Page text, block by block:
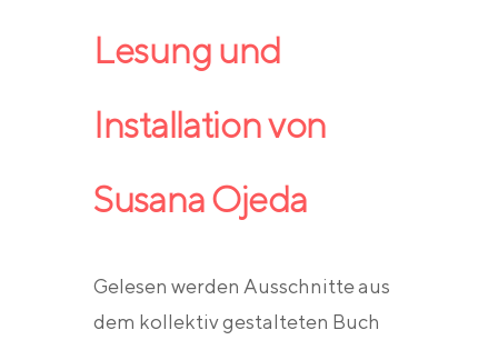
Lesung und
Installation von
Susana Ojeda
Gelesen werden Ausschnitte aus
dem kollektiv gestalteten Buch